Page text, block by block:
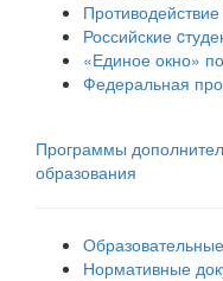
Российские
«Единое окно»
Федеральная
Программы
образования
Нормативные